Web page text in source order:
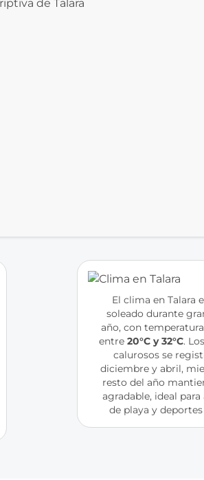
El clima en Talara
soleado durante
año, con
entre 20°C y 32°C.
calurosos se
diciembre y abril,
resto del año
agradable, ideal
de playa y